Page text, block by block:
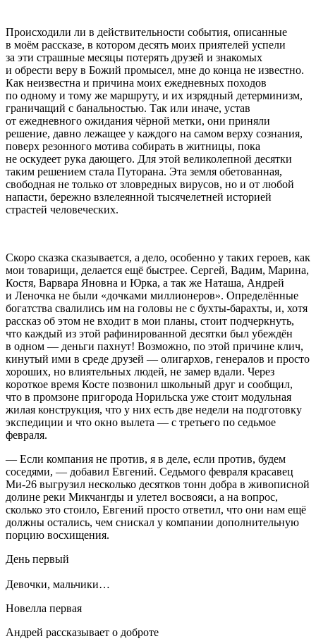
Происходили ли в действительности события, описанные
в моём рассказе, в котором десять моих приятелей успели
за эти страшные месяцы потерять друзей и знакомых
и обрести веру в Божий промысел, мне до конца не известно.
Как неизвестна и причина моих ежедневных походов
по одному и тому же маршруту, и их изрядный детерминизм,
граничащий с банальностью. Так или иначе, устав
от ежедневного ожидания чёрной метки, они приняли
решение, давно лежащее у каждого на самом верху сознания,
поверх резонного мотива собирать в житницы, пока
не оскудеет рука дающего. Для этой великолепной десятки
таким решением стала Путорана. Эта земля обетованная,
свободная не только от зловредных вирусов, но и от любой
напасти, бережно взлелеянной тысячелетней историей
страстей человеческих.
Скоро сказка сказывается, а дело, особенно у таких героев, как
мои товарищи, делается ещё быстрее. Сергей, Вадим, Марина,
Костя, Варвара Яновна и Юрка, а так же Наташа, Андрей
и Леночка не были «дочками миллионеров». Определённые
богатства свалились им на головы не с бухты-барахты, и, хотя
рассказ об этом не входит в мои планы, стоит подчеркнуть,
что каждый из этой рафинированной десятки был убеждён
в одном — деньги пахнут! Возможно, по этой причине клич,
кинутый ими в среде друзей — олигархов, генералов и просто
хороших, но влиятельных людей, не замер вдали. Через
короткое время Косте позвонил школьный друг и сообщил,
что в промзоне пригорода Норильска уже стоит модульная
жилая конструкция, что у них есть две недели на подготовку
экспедиции и что окно вылета — с третьего по седьмое
февраля.
— Если компания не против, я в деле, если против, будем
соседями, — добавил Евгений. Седьмого февраля красавец
Ми-26 выгрузил несколько десятков тонн добра в живописной
долине реки Микчангды и улетел восвояси, а на вопрос,
сколько это стоило, Евгений просто ответил, что они нам ещё
должны остались, чем снискал у компании дополнительную
порцию восхищения.
День первый
Девочки, мальчики…
Новелла первая
Андрей рассказывает о доброте